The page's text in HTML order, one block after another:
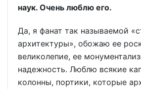
наук. Очень люблю его.
Да, я фанат так называемой
архитектуры», обожаю ее
великолепие, ее
надежность. Люблю всякие
колонны, портики, которые